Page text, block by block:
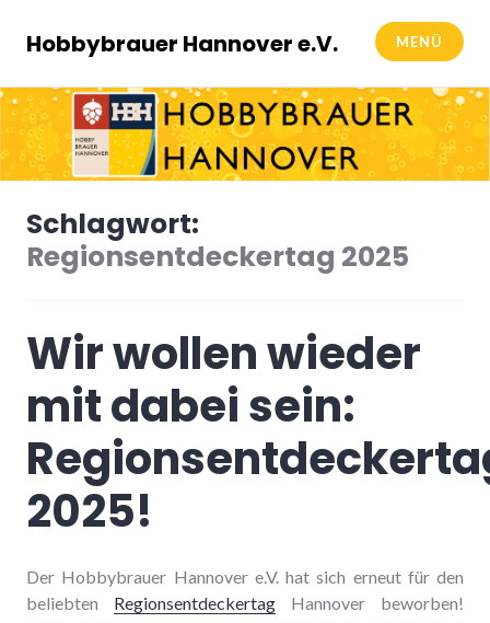
InhaltHobbybrauer Hannover e.V. MENÜ
Schlagwort:
Regionsentdeckertag 2025
Wir wollen wieder
mit dabei sein:
2025!
Der Hobbybrauer Hannover e.V. hat sich erneut für den
beliebten Regionsentdeckertag Hannover beworben!